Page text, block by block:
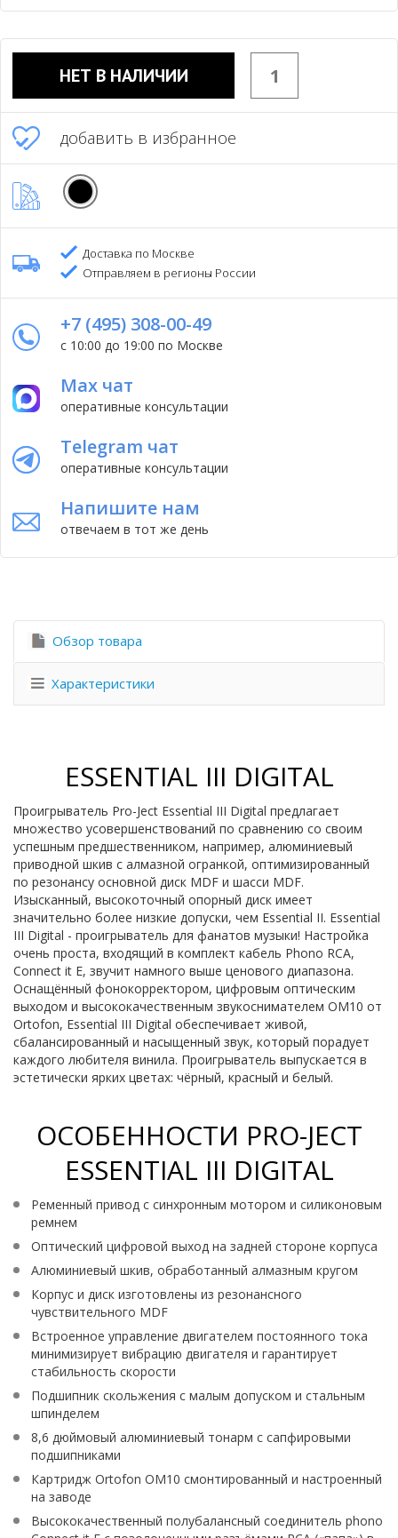
НЕТ В НАЛИЧИИ
добавить в избранное
Доставка по Москве
Отправляем в регионы России
+7 (495) 308-00-49
с 10:00 до 19:00 по Москве
Max чат
оперативные консультации
Telegram чат
оперативные консультации
Напишите нам
отвечаем в тот же день
Обзор товара
Характеристики
ESSENTIAL III DIGITAL
Проигрыватель Pro-Ject Essential III Digital предлагает
множество усовершенствований по сравнению со своим
успешным предшественником, например, алюминиевый
приводной шкив с алмазной огранкой, оптимизированный
по резонансу основной диск MDF и шасси MDF.
Изысканный, высокоточный опорный диск имеет
значительно более низкие допуски, чем Essential II. Essential
III Digital - проигрыватель для фанатов музыки! Настройка
очень проста, входящий в комплект кабель Phono RCA,
Connect it E, звучит намного выше ценового диапазона.
Оснащённый фонокорректором, цифровым оптическим
выходом и высококачественным звукоснимателем OM10 от
Ortofon, Essential III Digital обеспечивает живой,
сбалансированный и насыщенный звук, который порадует
каждого любителя винила. Проигрыватель выпускается в
эстетически ярких цветах: чёрный, красный и белый.
ОСОБЕННОСТИ PRO-JECT
ESSENTIAL III DIGITAL
Ременный привод с синхронным мотором и силиконовым
ремнем
Оптический цифровой выход на задней стороне корпуса
Алюминиевый шкив, обработанный алмазным кругом
Корпус и диск изготовлены из резонансного
чувствительного MDF
Встроенное управление двигателем постоянного тока
минимизирует вибрацию двигателя и гарантирует
стабильность скорости
Подшипник скольжения с малым допуском и стальным
шпинделем
8,6 дюймовый алюминиевый тонарм с сапфировыми
подшипниками
Картридж Ortofon OM10 смонтированный и настроенный
на заводе
Высококачественный полубалансный соединитель phono